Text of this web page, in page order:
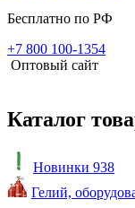
Бесплатно по РФ
+7 800 100-1354
Оптовый сайт
Каталог
Новинки 938
Гелий,